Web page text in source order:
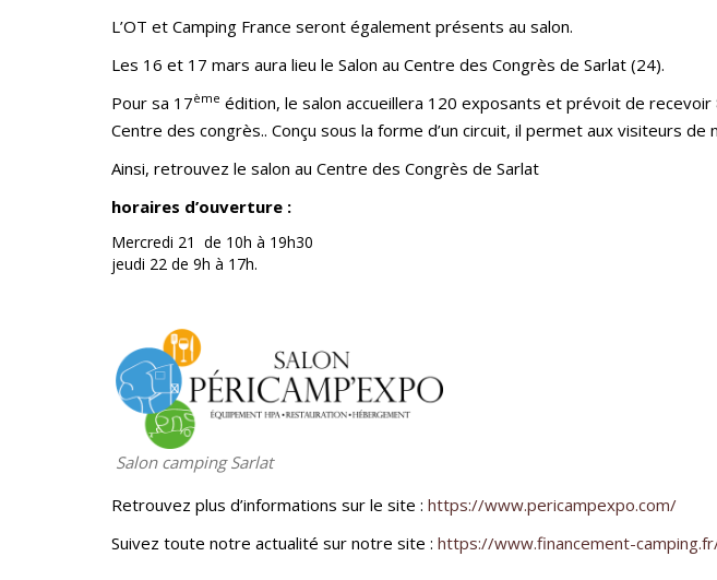
L’OT et Camping France seront également présents au salon.
Les 16 et 17 mars aura lieu le Salon au Centre des Congrès de Sarlat (24).
Pour sa 17ème édition, le salon accueillera 120 exposants et prévoit de
Centre des congrès.. Conçu sous la forme d’un circuit, il permet aux visiteurs de
Ainsi, retrouvez le salon au Centre des Congrès de Sarlat
horaires d’ouverture :
Mercredi 21 de 10h à 19h30
jeudi 22 de 9h à 17h.
Salon camping Sarlat
Retrouvez plus d’informations sur le site : https://www.pericampexpo.com/
Suivez toute notre actualité sur notre site : https://www.financement-